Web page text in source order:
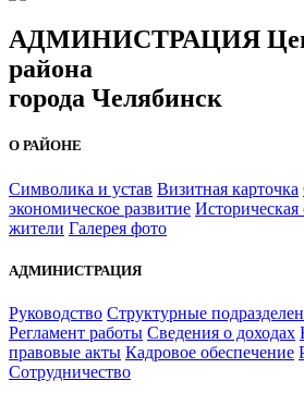
АДМИНИСТРАЦИЯ
района
города Челябинск
О РАЙОНЕ
Символика и устав Визитная карточка
экономическое развитие Историческая
жители Галерея фото
АДМИНИСТРАЦИЯ
Руководство Структурные
Регламент работы Сведения о доходах
правовые акты Кадровое обеспечение
Сотрудничество